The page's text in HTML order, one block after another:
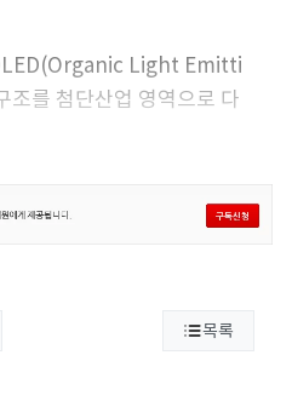
Light Emitti
를 첨단산업 영역으로 다
급 초고순도로 정제‧생산
업으로
목록